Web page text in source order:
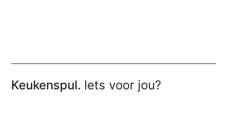
Keukenspul. Iets voor jou?